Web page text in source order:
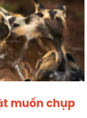
muốn chụp